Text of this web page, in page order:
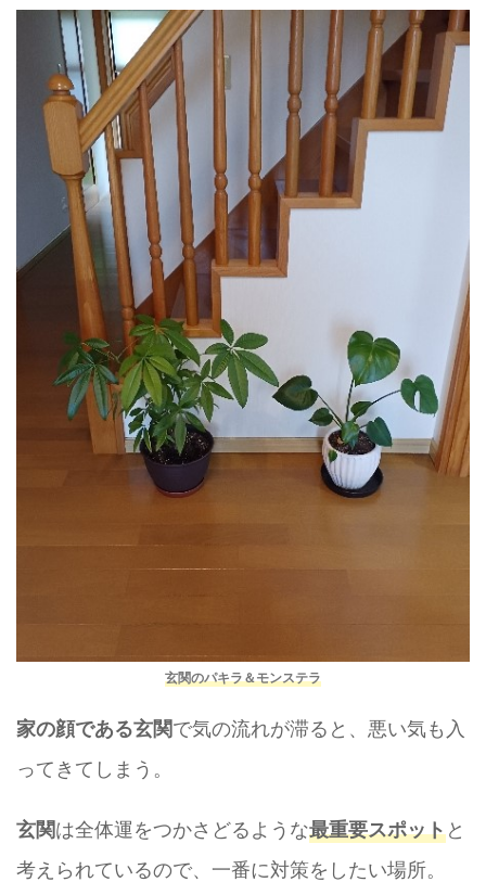
玄関のパキラ＆モンステラ
家の顔である玄関で気の流れが滞ると、悪い気も入
ってきてしまう。
玄関は全体運をつかさどるような最重要スポットと
考えられているので、一番に対策をしたい場所。